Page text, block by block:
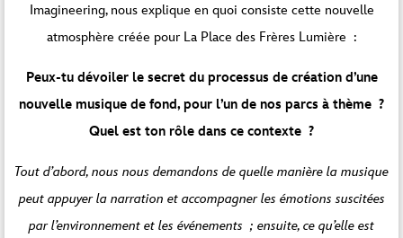
Imagineering, nous explique en quoi consiste cette nouvelle
atmosphère créée pour La Place des Frères Lumière :
Peux-tu dévoiler le secret du processus de création d’une
nouvelle musique de fond, pour l’un de nos parcs à thème ?
Quel est ton rôle dans ce contexte ?
Tout d’abord, nous nous demandons de quelle manière la musique
peut appuyer la narration et accompagner les émotions suscitées
par l’environnement et les événements ; ensuite, ce qu’elle est